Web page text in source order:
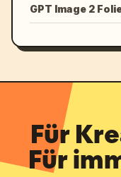
GPT Image 2
Für
Für